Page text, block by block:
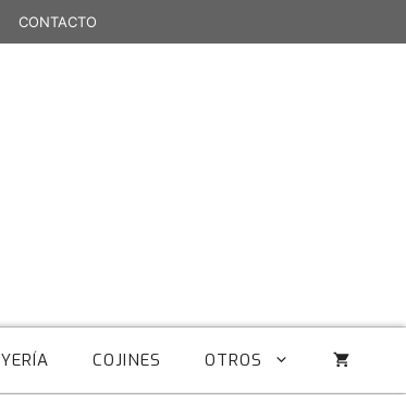
CONTACTO
COJINES OTROS